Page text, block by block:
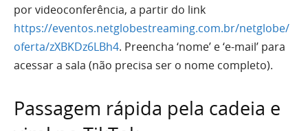
por videoconferência, a partir do link
https://eventos.netglobestreaming.com.br/netglobe/
oferta/zXBKDz6LBh4. Preencha ‘nome’ e ‘e-mail’ para
acessar a sala (não precisa ser o nome completo).
Passagem rápida pela cadeia e